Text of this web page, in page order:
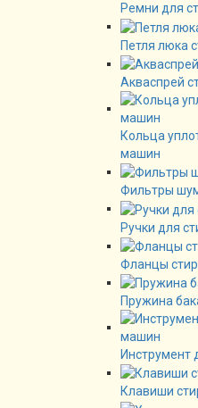
Ремни для
Петля люка
Акваспрей
Кольца
машин
Фильтры
Ручки для
Фланцы
Пружина
Инструмент
Клавиши